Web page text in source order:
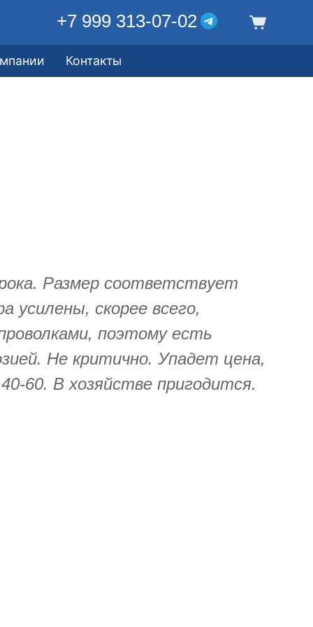
+7 999 313-07-02
Контакты
Размер соответствует
усилены, скорее всего,
поэтому есть
Не критично. Упадет цена,
60. В хозяйстве пригодится.